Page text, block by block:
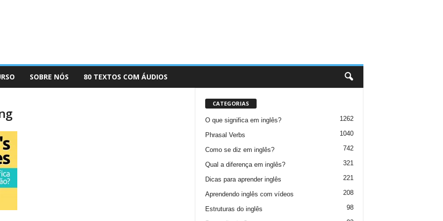
SOBRE NÓS 80 TEXTOS COM ÁUDIOS
CATEGORIAS
O que significa em inglês? 1262
Phrasal Verbs 1040
Como se diz em inglês? 742
Qual a diferença em inglês? 321
Dicas para aprender inglês 221
Aprendendo inglês com vídeos 208
Estruturas do inglês 98